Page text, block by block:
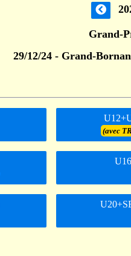
Grand-
29/12/24 - Grand-
(avec